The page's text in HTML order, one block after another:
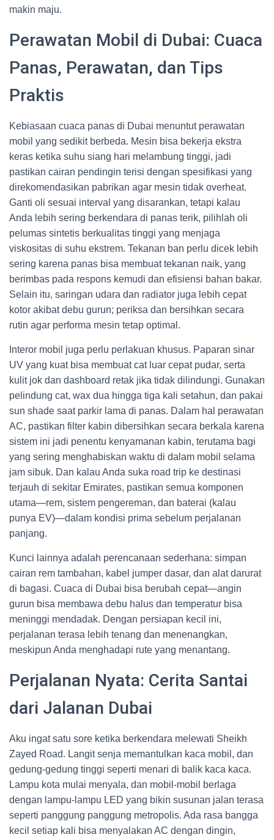
makin maju.
Perawatan Mobil di Dubai: Cuaca
Panas, Perawatan, dan Tips
Praktis
Kebiasaan cuaca panas di Dubai menuntut perawatan
mobil yang sedikit berbeda. Mesin bisa bekerja ekstra
keras ketika suhu siang hari melambung tinggi, jadi
pastikan cairan pendingin terisi dengan spesifikasi yang
direkomendasikan pabrikan agar mesin tidak overheat.
Ganti oli sesuai interval yang disarankan, tetapi kalau
Anda lebih sering berkendara di panas terik, pilihlah oli
pelumas sintetis berkualitas tinggi yang menjaga
viskositas di suhu ekstrem. Tekanan ban perlu dicek lebih
sering karena panas bisa membuat tekanan naik, yang
berimbas pada respons kemudi dan efisiensi bahan bakar.
Selain itu, saringan udara dan radiator juga lebih cepat
kotor akibat debu gurun; periksa dan bersihkan secara
rutin agar performa mesin tetap optimal.
Interor mobil juga perlu perlakuan khusus. Paparan sinar
UV yang kuat bisa membuat cat luar cepat pudar, serta
kulit jok dan dashboard retak jika tidak dilindungi. Gunakan
pelindung cat, wax dua hingga tiga kali setahun, dan pakai
sun shade saat parkir lama di panas. Dalam hal perawatan
AC, pastikan filter kabin dibersihkan secara berkala karena
sistem ini jadi penentu kenyamanan kabin, terutama bagi
yang sering menghabiskan waktu di dalam mobil selama
jam sibuk. Dan kalau Anda suka road trip ke destinasi
terjauh di sekitar Emirates, pastikan semua komponen
utama—rem, sistem pengereman, dan baterai (kalau
punya EV)—dalam kondisi prima sebelum perjalanan
panjang.
Kunci lainnya adalah perencanaan sederhana: simpan
cairan rem tambahan, kabel jumper dasar, dan alat darurat
di bagasi. Cuaca di Dubai bisa berubah cepat—angin
gurun bisa membawa debu halus dan temperatur bisa
meninggi mendadak. Dengan persiapan kecil ini,
perjalanan terasa lebih tenang dan menenangkan,
meskipun Anda menghadapi rute yang menantang.
Perjalanan Nyata: Cerita Santai
dari Jalanan Dubai
Aku ingat satu sore ketika berkendara melewati Sheikh
Zayed Road. Langit senja memantulkan kaca mobil, dan
gedung-gedung tinggi seperti menari di balik kaca kaca.
Lampu kota mulai menyala, dan mobil-mobil berlaga
dengan lampu-lampu LED yang bikin susunan jalan terasa
seperti panggung panggung metropolis. Ada rasa bangga
kecil setiap kali bisa menyalakan AC dengan dingin,